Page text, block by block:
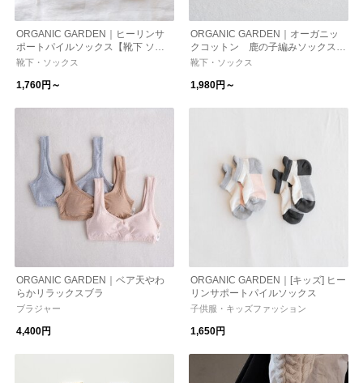
ORGANIC GARDEN｜ヒーリンサ
ポートパイルソックス【靴下 ソッ
クス】
靴下・ソックス
1,760円～
ORGANIC GARDEN｜オーガニッ
クコットン 鹿の子編みソックス
【靴下 ソックス】【オーガニック
靴下・ソックス
1,980円～
ORGANIC GARDEN｜ベア天やわ
らかリラックスブラ
ブラジャー
4,400円
ORGANIC GARDEN｜[キッズ] ヒー
リンサポートパイルソックス
子供服・キッズファッション
1,650円